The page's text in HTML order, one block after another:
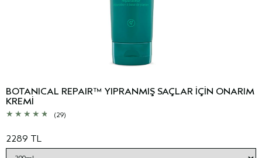
BOTANICAL REPAIR™ YIPRANMIŞ SAÇLAR İÇİN ONARIM
KREMİ
(29)
2289 TL